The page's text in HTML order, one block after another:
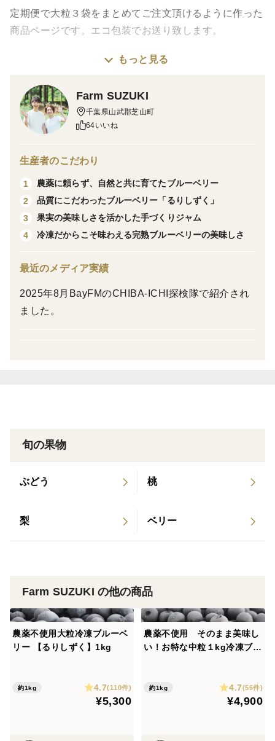
定期便で大粒３袋をまとめてご注文頂けるように作った
商品ページです。エコ包装でお送り致します。
朝摘みの完熟ブルーベリーを、収穫したその日のうちに
冷凍。
「るりしずく」は、凍ったままでもみずみずしく、口の
冷凍のままでも食べやすく、
小さなお子さまのおやつにもおすすめです。
⸻
■お召し上がり方
• 凍ったまま…天然のブルーベリーアイス
• ヨーグルト・パンケーキ・スイーツにトッピング
ギフト箱でお届けしますので、大切な方への贈り物にも
■「るりしずく」栽培へのこだわり
栽培する畑では農薬を使わず、草を残したまま管理する
草生栽培を行っています。
すべてを刈り取らず、草を10cmほど残す「高刈り」に
クローバーや野いちごなどの多年草が根づき、多様な植
物や微生物が暮らす土が育ってきました。
もっと見る
Farm SUZUKI
千葉県山武郡芝山町
64いいね
生産者のこだわり
1
農薬に頼らず、自然と共に育てたブルーベリー
2
品質にこだわったブルーベリー「るりしずく」
3
果実の美味しさを活かした手づくりジャム
4
冷凍だからこそ味わえる完熟ブルーベリーの美味しさ
最近のメディア実績
2025年8月BayFMのCHIBA-ICHI探検隊で紹介され
ました。
旬の果物
ぶどう 桃
梨 ベリー
Farm SUZUKI の他の商品
農薬不使用大粒冷凍ブルーベ
リー 【るりしずく】1kg
約1kg 4.7(110件)
¥5,300
農薬不使用 そのまま美味し
い！お特な中粒１kg冷凍ブル
約1kg 4.7(56件)
¥4,900